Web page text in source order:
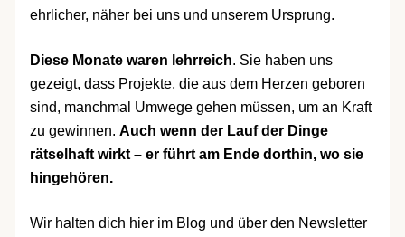
ehrlicher, näher bei uns und unserem Ursprung.
Diese Monate waren lehrreich. Sie haben uns
gezeigt, dass Projekte, die aus dem Herzen geboren
sind, manchmal Umwege gehen müssen, um an Kraft
zu gewinnen. Auch wenn der Lauf der Dinge
rätselhaft wirkt – er führt am Ende dorthin, wo sie
hingehören.
Wir halten dich hier im Blog und über den Newsletter